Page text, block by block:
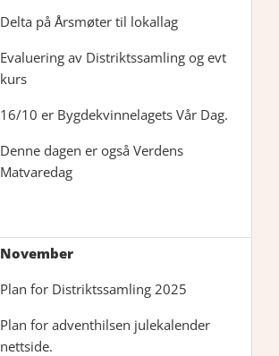
Delta på Årsmøter til lokallag
Evaluering av Distriktssamling og evt
kurs
16/10 er Bygdekvinnelagets Vår Dag.
Denne dagen er også Verdens
Matvaredag
November
Plan for Distriktssamling 2025
Plan for adventhilsen julekalender
nettside.